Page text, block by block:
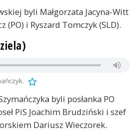
byli Małgorzata Jacyna-Witt
(PO) i Ryszard Tomczyk (SLD).
byli posłanka PO
PiS Joachim Brudziński i szef
Dariusz Wieczorek.